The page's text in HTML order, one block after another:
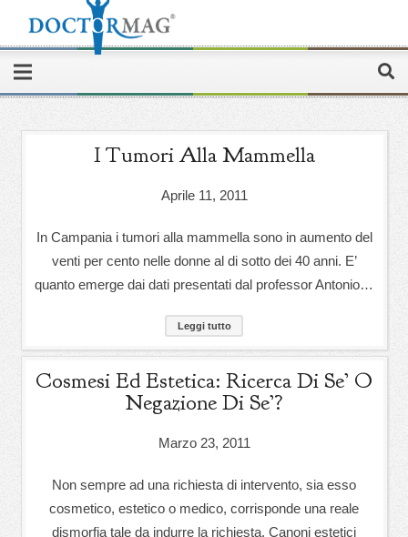
I Tumori Alla Mammella
Aprile 11, 2011
In Campania i tumori alla mammella sono in aumento del
venti per cento nelle donne al di sotto dei 40 anni. E’
quanto emerge dai dati presentati dal professor Antonio…
Leggi tutto
Cosmesi Ed Estetica: Ricerca Di Se’ O
Negazione Di Se’?
Marzo 23, 2011
Non sempre ad una richiesta di intervento, sia esso
cosmetico, estetico o medico, corrisponde una reale
dismorfia tale da indurre la richiesta. Canoni estetici